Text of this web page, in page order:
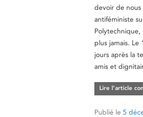
devoir de nous
antiféministe
plus jamais.
jours après la
amis et
Lire l’article
Publié le 5